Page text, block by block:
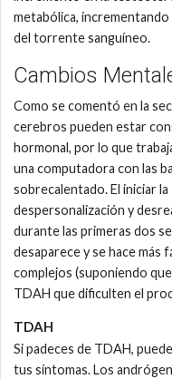
metabólica, incrementando
del torrente sanguíneo.
Cambios
Como se comentó en la
cerebros pueden estar
hormonal, por lo que
una computadora con las
sobrecalentado. El iniciar
despersonalización y
durante las primeras dos
desaparece y se hace
complejos (suponiendo
TDAH que dificulten el
TDAH
Si padeces de TDAH,
tus síntomas. Los